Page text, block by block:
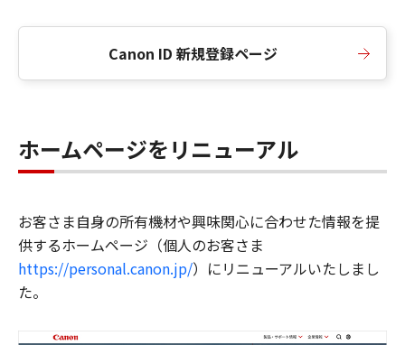
Canon ID 新規登録ページ
ホームページをリニューアル
お客さま自身の所有機材や興味関心に合わせた情報を提
供するホームページ（個人のお客さま
https://personal.canon.jp/）にリニューアルいたしまし
た。